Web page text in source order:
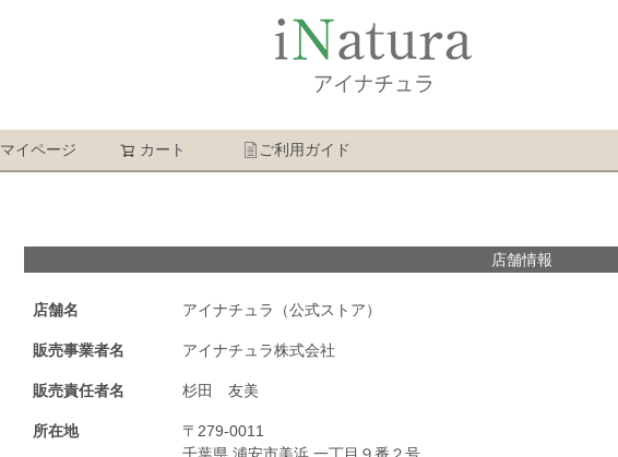
マイページ カート ご利用ガイド
店舗情報
店舗名 アイナチュラ（公式ストア）
販売事業者名 アイナチュラ株式会社
販売責任者名 杉田 友美
所在地
〒279-0011